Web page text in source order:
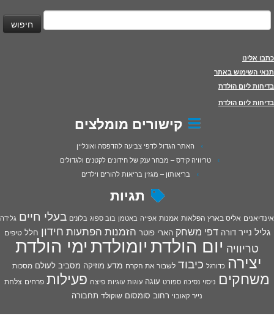
כתבו אלינו
תנאי השימוש באתר
בדיחות ליום הולדת
בדיחות ליום הולדת
קישורים מומלצים
האתר הגדול לדפי צביעה להדפסה ואונליין
טריוויה קידס – מבחר ענק של חידונים לקטנים ולגדולים
בריאותון – מגזין בריאות להורים וילדים
תגיות
אינדיאנים אליס בארץ הפלאות אמנות אפייה באטמן בוב ספוג בלונים בעלי חיים גלידה
גליל נייר דורה דפי משחק הארי פוטר הזמנות הפתעות חידון חלל טיפים
טריוויה יום הולדתיומולדתימי הולדת
יצירה כדורגל כיבוד לשבור את הקרח מדע מוזיקה מסביב לעולם מסכות
משחקים ניסוי נסיכה ספורט עוגה עוגות עוגיות פיצה פעילות פרחים צלחת
נייר קאובוי רחוב סומסום שוקולד תחבורה